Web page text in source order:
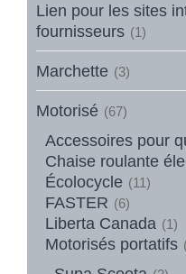
Lien pour les sites
fournisseurs (1)
Marchette (3)
Motorisé (67)
Accessoires pour
Chaise roulante
Écolocycle (11)
FASTER (6)
Liberta Canada (1)
Motorisés portatifs